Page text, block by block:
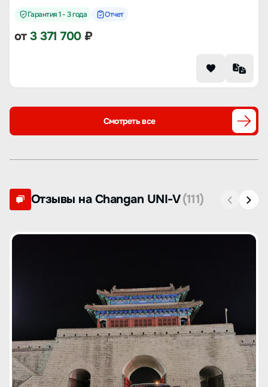
Гарантия 1 - 3 года Отчет
от3 371 700₽
Смотреть все
Отзывы на Changan UNI-V(111)